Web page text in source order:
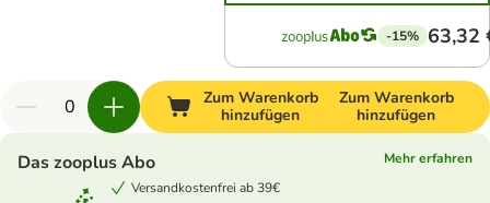
-15% 63,32
Zum Warenkorb
hinzufügen
Zum Warenkorb
hinzufügen
Das zooplus Abo
Mehr erfahren
Versandkostenfrei ab 39€